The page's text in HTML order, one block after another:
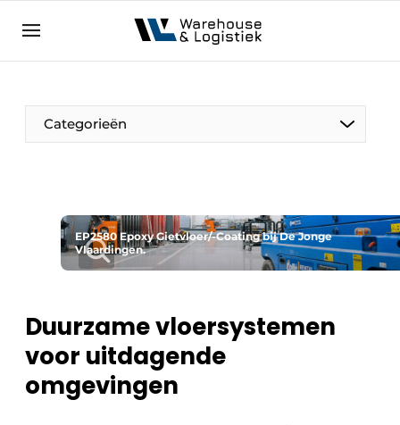
NL EN
Categorieën
EP2580 Epoxy Gietvloer/-Coating bij De Jonge
Vlaardingen.
Duurzame vloersystemen
voor uitdagende
omgevingen